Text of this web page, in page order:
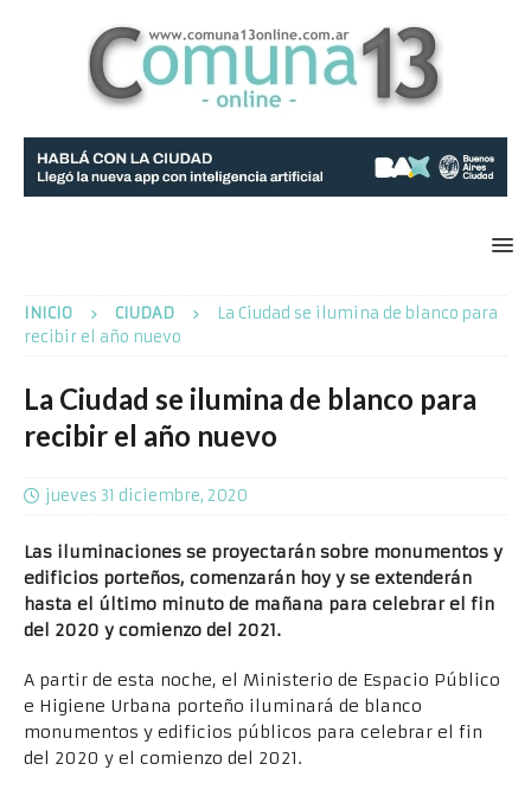
INICIO CIUDAD
La Ciudad se ilumina de blanco para
recibir el año nuevo
La Ciudad se ilumina de blanco para
recibir el año nuevo
jueves 31 diciembre, 2020
Las iluminaciones se proyectarán sobre monumentos y
edificios porteños, comenzarán hoy y se extenderán
hasta el último minuto de mañana para celebrar el fin
del 2020 y comienzo del 2021.
A partir de esta noche, el Ministerio de Espacio Público
e Higiene Urbana porteño iluminará de blanco
monumentos y edificios públicos para celebrar el fin
del 2020 y el comienzo del 2021.